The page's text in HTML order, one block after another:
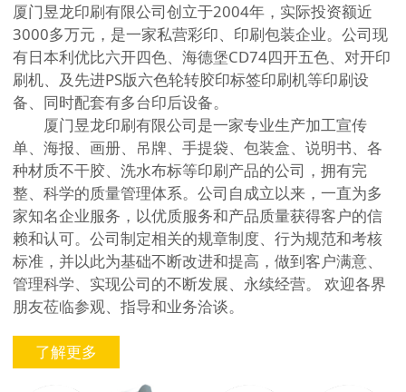
厦门昱龙印刷有限公司创立于2004年，实际投资额近
3000多万元，是一家私营彩印、印刷包装企业。公司现
有日本利优比六开四色、海德堡CD74四开五色、对开印
刷机、及先进PS版六色轮转胶印标签印刷机等印刷设
备、同时配套有多台印后设备。
厦门昱龙印刷有限公司是一家专业生产加工宣传
单、海报、画册、吊牌、手提袋、包装盒、说明书、各
种材质不干胶、洗水布标等印刷产品的公司，拥有完
整、科学的质量管理体系。公司自成立以来，一直为多
家知名企业服务，以优质服务和产品质量获得客户的信
赖和认可。公司制定相关的规章制度、行为规范和考核
标准，并以此为基础不断改进和提高，做到客户满意、
管理科学、实现公司的不断发展、永续经营。 欢迎各界
朋友莅临参观、指导和业务洽谈。
了解更多